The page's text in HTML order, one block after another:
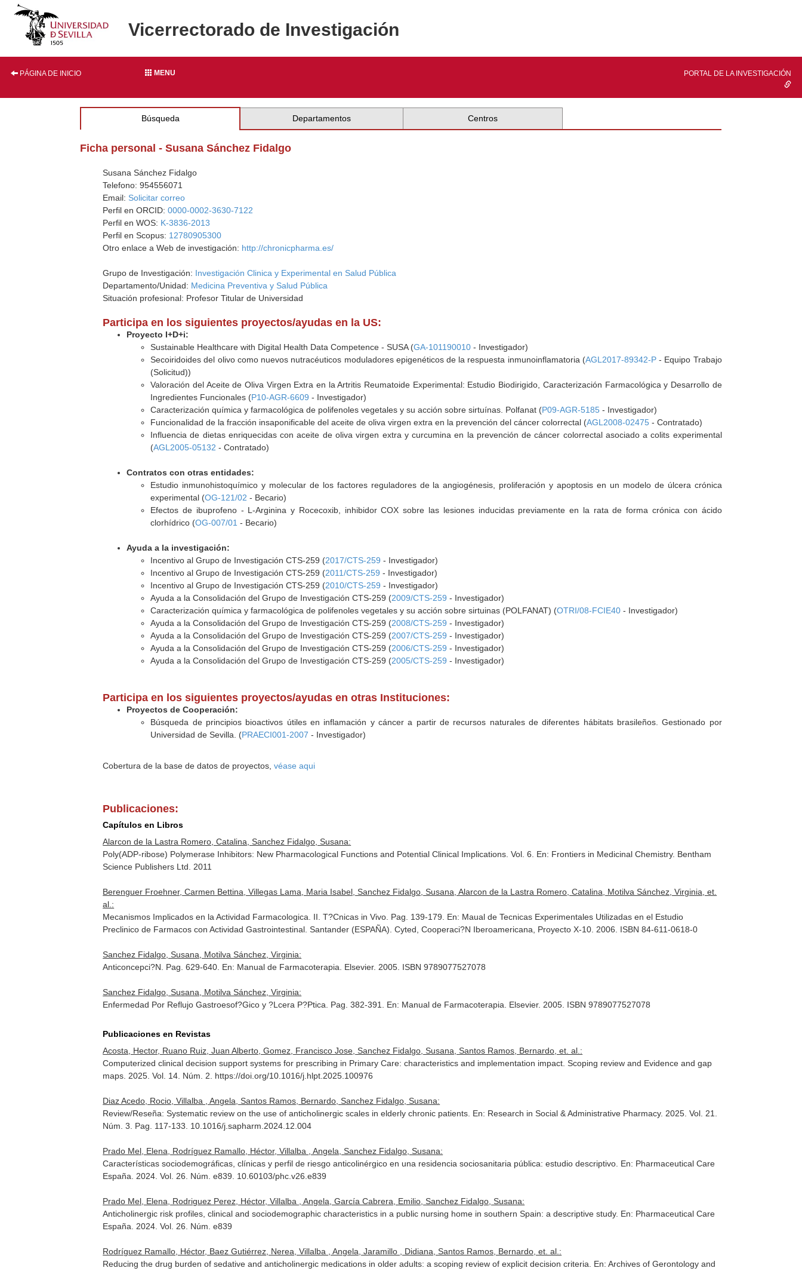
Vicerrectorado de Investigación
PÁGINA DE INICIO MENU PORTAL DE LA INVESTIGACIÓN
Búsqueda Departamentos Centros
Ficha personal - Susana Sánchez Fidalgo
Susana Sánchez Fidalgo
Telefono: 954556071
Email: Solicitar correo
Perfil en ORCID:0000-0002-3630-7122
Perfil en WOS: K-3836-2013
Perfil en Scopus: 12780905300
Otro enlace a Web de investigación: http://chronicpharma.es/
Grupo de Investigación: Investigación Clinica y Experimental en Salud Pública
Departamento/Unidad: Medicina Preventiva y Salud Pública
Situación profesional: Profesor Titular de Universidad
Participa en los siguientes proyectos/ayudas en la US:
Proyecto I+D+i:
Sustainable Healthcare with Digital Health Data Competence - SUSA (GA-101190010 - Investigador)
Secoiridoides del olivo como nuevos nutracéuticos moduladores epigenéticos de la respuesta inmunoinflamatoria (AGL2017-89342-P- Equipo Trabajo
(Solicitud))
Valoración del Aceite de Oliva Virgen Extra en la Artritis Reumatoide Experimental: Estudio Biodirigido, Caracterización Farmacológica y Desarrollo de
Ingredientes Funcionales (P10-AGR-6609 - Investigador)
Caracterización química y farmacológica de polifenoles vegetales y su acción sobre sirtuínas. Polfanat (P09-AGR-5185 - Investigador)
Funcionalidad de la fracción insaponificable del aceite de oliva virgen extra en la prevención del cáncer colorrectal (AGL2008-02475 - Contratado)
Influencia de dietas enriquecidas con aceite de oliva virgen extra y curcumina en la prevención de cáncer colorrectal asociado a colits experimental
(AGL2005-05132 - Contratado)
Contratos con otras entidades:
Estudio inmunohistoquímico y molecular de los factores reguladores de la angiogénesis, proliferación y apoptosis en un modelo de úlcera crónica
experimental (OG-121/02 - Becario)
Efectos de ibuprofeno - L-Arginina y Rocecoxib, inhibidor COX sobre las lesiones inducidas previamente en la rata de forma crónica con ácido
clorhídrico (OG-007/01 - Becario)
Ayuda a la investigación:
Incentivo al Grupo de Investigación CTS-259 (2017/CTS-259 - Investigador)
Incentivo al Grupo de Investigación CTS-259 (2011/CTS-259 - Investigador)
Incentivo al Grupo de Investigación CTS-259 (2010/CTS-259 - Investigador)
Ayuda a la Consolidación del Grupo de Investigación CTS-259 (2009/CTS-259 - Investigador)
Caracterización química y farmacológica de polifenoles vegetales y su acción sobre sirtuinas (POLFANAT) (OTRI/08-FCIE40 - Investigador)
Ayuda a la Consolidación del Grupo de Investigación CTS-259 (2008/CTS-259 - Investigador)
Ayuda a la Consolidación del Grupo de Investigación CTS-259 (2007/CTS-259 - Investigador)
Ayuda a la Consolidación del Grupo de Investigación CTS-259 (2006/CTS-259 - Investigador)
Ayuda a la Consolidación del Grupo de Investigación CTS-259 (2005/CTS-259 - Investigador)
Participa en los siguientes proyectos/ayudas en otras Instituciones:
Proyectos de Cooperación:
Búsqueda de principios bioactivos útiles en inflamación y cáncer a partir de recursos naturales de diferentes hábitats brasileños. Gestionado por
Universidad de Sevilla. (PRAECI001-2007 - Investigador)
Cobertura de la base de datos de proyectos,véase aqui
Publicaciones:
Capítulos en Libros
Alarcon de la Lastra Romero, Catalina, Sanchez Fidalgo, Susana:
Poly(ADP-ribose) Polymerase Inhibitors: New Pharmacological Functions and Potential Clinical Implications. Vol. 6. En: Frontiers in Medicinal Chemistry. Bentham
Science Publishers Ltd. 2011
Berenguer Froehner, Carmen Bettina, Villegas Lama, Maria Isabel, Sanchez Fidalgo, Susana, Alarcon de la Lastra Romero, Catalina, Motilva Sánchez, Virginia, et.
al.:
Mecanismos Implicados en la Actividad Farmacologica. II. T?Cnicas in Vivo. Pag. 139-179. En: Maual de Tecnicas Experimentales Utilizadas en el Estudio
Preclinico de Farmacos con Actividad Gastrointestinal . Santander (ESPAÑA). Cyted, Cooperaci?N Iberoamericana, Proyecto X-10. 2006. ISBN 84-611-0618-0
Sanchez Fidalgo, Susana, Motilva Sánchez, Virginia:
Anticoncepci?N. Pag. 629-640. En: Manual de Farmacoterapia . Elsevier. 2005. ISBN 9789077527078
Sanchez Fidalgo, Susana, Motilva Sánchez, Virginia:
Enfermedad Por Reflujo Gastroesof?Gico y ?Lcera P?Ptica. Pag. 382-391. En: Manual de Farmacoterapia . Elsevier. 2005. ISBN 9789077527078
Publicaciones en Revistas
Acosta, Hector, Ruano Ruiz, Juan Alberto, Gomez, Francisco Jose, Sanchez Fidalgo, Susana, Santos Ramos, Bernardo, et. al.:
Computerized clinical decision support systems for prescribing in Primary Care: characteristics and implementation impact. Scoping review and Evidence and gap
maps. 2025. Vol. 14. Núm. 2. https://doi.org/10.1016/j.hlpt.2025.100976
Diaz Acedo, Rocio, Villalba , Angela, Santos Ramos, Bernardo, Sanchez Fidalgo, Susana:
Review/Reseña: Systematic review on the use of anticholinergic scales in elderly chronic patients. En: Research in Social & Administrative Pharmacy. 2025. Vol. 21.
Núm. 3. Pag. 117-133. 10.1016/j.sapharm.2024.12.004
Prado Mel, Elena, Rodríguez Ramallo, Héctor, Villalba , Angela, Sanchez Fidalgo, Susana:
Características sociodemográficas, clínicas y perfil de riesgo anticolinérgico en una residencia sociosanitaria pública: estudio descriptivo. En: Pharmaceutical Care
España . 2024. Vol. 26. Núm. e839. 10.60103/phc.v26.e839
Prado Mel, Elena, Rodriguez Perez, Héctor, Villalba , Angela, García Cabrera, Emilio, Sanchez Fidalgo, Susana:
Anticholinergic risk profiles, clinical and sociodemographic characteristics in a public nursing home in southern Spain: a descriptive study. En: Pharmaceutical Care
España . 2024. Vol. 26. Núm. e839
Rodríguez Ramallo, Héctor, Baez Gutiérrez, Nerea, Villalba , Angela, Jaramillo , Didiana, Santos Ramos, Bernardo, et. al.:
Reducing the drug burden of sedative and anticholinergic medications in older adults: a scoping review of explicit decision criteria. En: Archives of Gerontology and